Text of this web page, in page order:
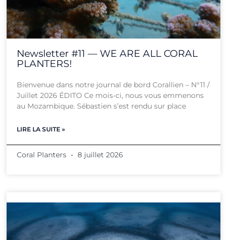
Newsletter #11 — WE ARE ALL CORAL
PLANTERS!
Bienvenue dans notre journal de bord Corallien – N°11 /
Juillet 2026 ÉDITO Ce mois-ci, nous vous emmenons
au Mozambique. Sébastien s’est rendu sur place
LIRE LA SUITE »
Coral Planters 8 juillet 2026